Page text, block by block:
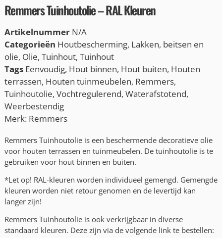
Remmers Tuinhoutolie – RAL Kleuren
Artikelnummer N/A
Categorieën Houtbescherming, Lakken, beitsen en
olie, Olie, Tuinhout, Tuinhout
Tags Eenvoudig, Hout binnen, Hout buiten, Houten
terrassen, Houten tuinmeubelen, Remmers,
Tuinhoutolie, Vochtregulerend, Waterafstotend,
Weerbestendig
Merk: Remmers
Remmers Tuinhoutolie is een beschermende decoratieve olie
voor houten terrassen en tuinmeubelen. De tuinhoutolie is te
gebruiken voor hout binnen en buiten.
*Let op! RAL-kleuren worden individueel gemengd. Gemengde
kleuren worden niet retour genomen en de levertijd kan
langer zijn!
Remmers Tuinhoutolie is ook verkrijgbaar in diverse
standaard kleuren. Deze zijn via de volgende link te bestellen: